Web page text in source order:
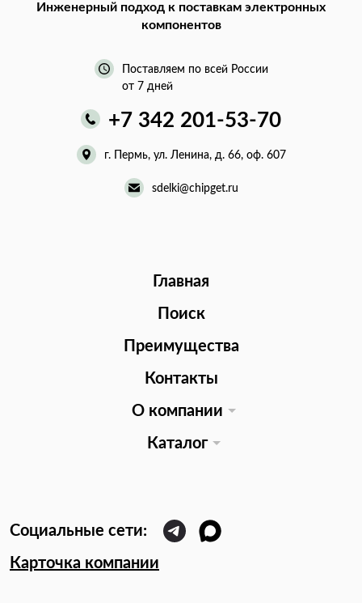
Инженерный подход к поставкам электронных
компонентов
Поставляем по всей России
от 7 дней
+7 342 201-53-70
г. Пермь, ул. Ленина, д. 66, оф. 607
sdelki@chipget.ru
Главная
Поиск
Преимущества
Контакты
О компании
Каталог
Карточка компании